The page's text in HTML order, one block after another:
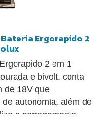
Ergorapido 2
2 em 1
e bivolt, conta
de 18V que
autonomia, além de
o carregamento.